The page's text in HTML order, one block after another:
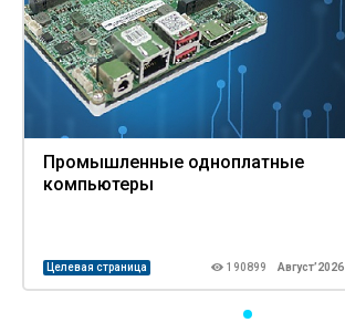
Промышленные одноплатные
компьютеры
Целевая страница 190899 Август’2026